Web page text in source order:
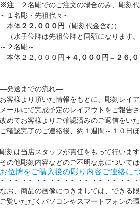
※注 ２名彫でのご注文の場合のみ、彫刻
～１名彫・先祖代々～
本体２２,０００円
（彫刻代金含む）
（水子位牌は先祖位牌と同額になります。
～２名彫～
本体２２,０００円 ＋４,０００円 ＝ ２６,
―発送までの流れ―
お客様より頂いた情報をもとに、彫刻レイア
メールにて完成予定のレイアウトをご報告
改めてお客様よりご確認済みのご返信をい
ご確認完了のご連絡後、約１週間～１０日
彫刻は当店スタッフが責任をもって行います
その他彫刻内容などのご不明な点について
お位牌をご購入後の彫り内容ご連絡に
～・～・～・～・～・～・～・～・～・～
なお、商品の画像につきましては、できる
ご覧いただくパソコンやスマートフォンの